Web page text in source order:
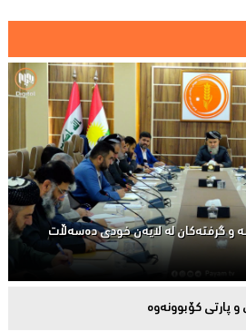
و گرفتەكان لە لایەن خودی دەسەڵات
پارتی كۆبوونه‌وه‌